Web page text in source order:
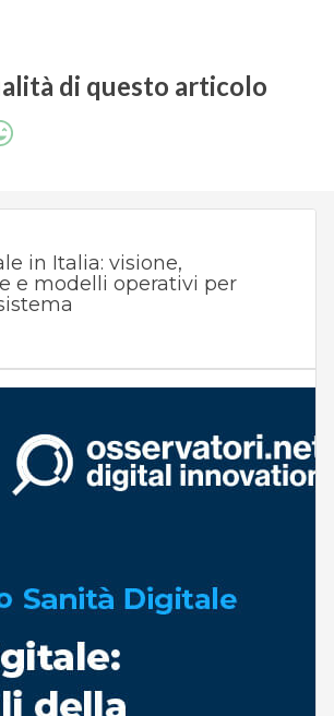
di questo articolo
in Italia: visione,
e modelli operativi per